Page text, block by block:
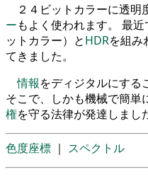
２４ビットカラーに透明
ーもよく使われます。 最近
ットカラー）とHDRを組み
てきました。
情報をディジタルにする
そこで、しかも機械で簡単
権を守る法律が発達しまし
色度座標 ｜ スペクトル